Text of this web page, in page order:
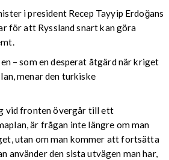
i president Recep Tayyip Erdoğans
för att Ryssland snart kan göra
– som en desperat åtgärd när kriget
menar den turkiske
vid fronten övergår till ett
är frågan inte längre om man
utan om man kommer att fortsätta
använder den sista utvägen man har,